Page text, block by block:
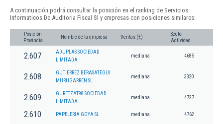
A continuación podrá consultar la posición en el ranking de Servicios
Informaticos De Auditoria Fiscal Sl y empresas con posiciones similares:
Posición
Provincia
Nombre de la empresa Ventas (€)
Sector
Actividad
2.607
ADUPLAS SOCIEDAD
LIMITADA
mediana 4685
2.608
GUTIERREZ BERASATEGUI
MURUGARREN SL
mediana 3320
2.609
GURETZAT98 SOCIEDAD
LIMITADA.
mediana 4727
2.610 PAPELERIA GOYA SL mediana 4762